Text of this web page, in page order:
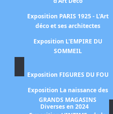
Exposition PARIS 1925 - L'Art
déco et ses architectes
Exposition L'EMPIRE DU
SOMMEIL
Exposition FIGURES DU FOU
Exposition La naissance des
GRANDS MAGASINS
Diverses en 2024